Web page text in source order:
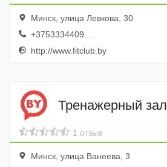
Минск, улица Левкова, 30
+3753334409...
http://www.fitclub.by
Тренажерный зал
1 отзыв
Минск, улица Ванеева, 3